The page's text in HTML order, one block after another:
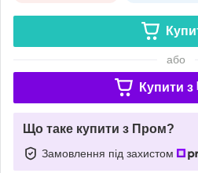
або
Купити з
Що таке купити з Пром?
Замовлення під захистом